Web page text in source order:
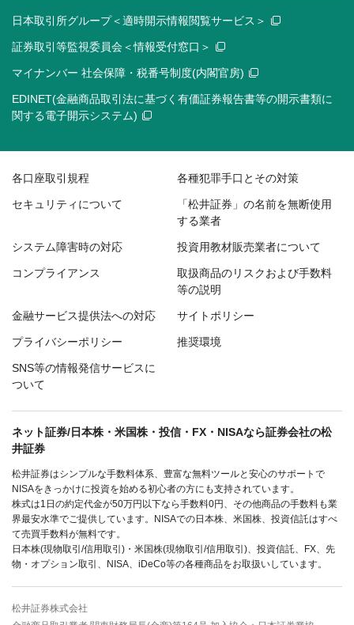
日本取引所グループ＜適時開示情報閲覧サービス＞
証券取引等監視委員会＜情報受付窓口＞
マイナンバー 社会保障・税番号制度(内閣官房)
EDINET(金融商品取引法に基づく有価証券報告書等の開示書類に
関する電子開示システム)
各口座取引規程 各種犯罪手口とその対策
セキュリティについて
「松井証券」の名前を無断使用
する業者
システム障害時の対応 投資用教材販売業者について
コンプライアンス
取扱商品のリスクおよび手数料
等の説明
金融サービス提供法への対応 サイトポリシー
プライバシーポリシー 推奨環境
SNS等の情報発信サービスに
ついて
ネット証券/日本株・米国株・投信・FX・NISAなら証券会社の松
井証券
松井証券はシンプルな手数料体系、豊富な無料ツールと安心のサポートで
NISAをきっかけに投資を始める初心者の方にも支持されています。
株式は1日の約定代金が50万円以下なら手数料0円、その他商品の手数料も業
界最安水準でご提供しています。NISAでの日本株、米国株、投資信託はすべ
て売買手数料が無料です。
日本株(現物取引/信用取引)・米国株(現物取引/信用取引)、投資信託、FX、先
物・オプション取引、NISA、iDeCo等の各種商品をお取扱いしています。
松井証券株式会社